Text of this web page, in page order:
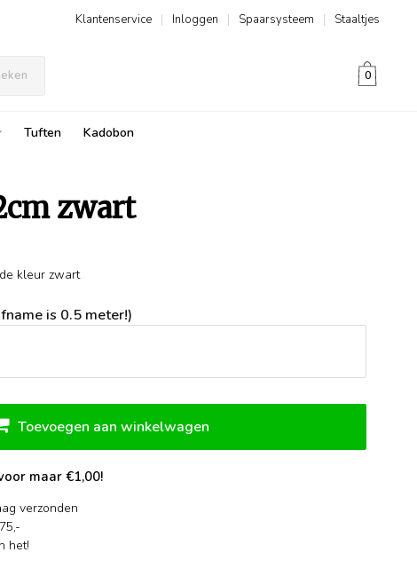
Staaltjes
|
Spaarsysteem
|
Inloggen
|
Klantenservice
0
Tuften Kadobon
zwart
kleur zwart
is 0.5 meter!)
Toevoegen aan winkelwagen
maar €1,00!
verzonden
het!